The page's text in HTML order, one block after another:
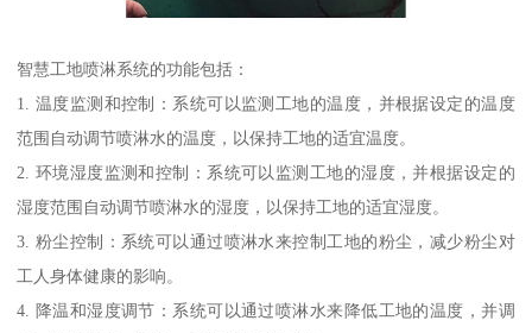
智慧工地喷淋系统的功能包括：
1. 温度监测和控制：系统可以监测工地的温度，并根据设定的温度
范围自动调节喷淋水的温度，以保持工地的适宜温度。
2. 环境湿度监测和控制：系统可以监测工地的湿度，并根据设定的
湿度范围自动调节喷淋水的湿度，以保持工地的适宜湿度。
3. 粉尘控制：系统可以通过喷淋水来控制工地的粉尘，减少粉尘对
工人身体健康的影响。
4. 降温和湿度调节：系统可以通过喷淋水来降低工地的温度，并调